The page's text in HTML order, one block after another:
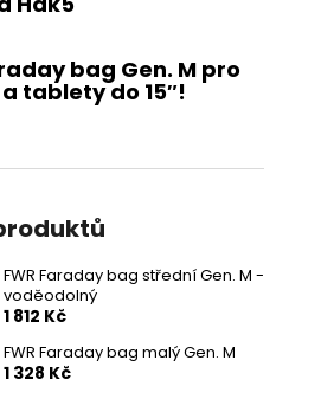
bag Gen. M pro
tablety do 15″!
FWR Faraday bag střední Gen. M -
voděodolný
1 812 Kč
FWR Faraday bag malý Gen. M
1 328 Kč